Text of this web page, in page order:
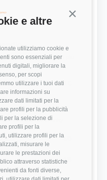
Continua
e altre
utilizziamo cookie e
sono essenziali per
digitali, migliorare la
per scopi
utilizzare i tuoi dati
informazioni su
dati limitati per la
profili per la pubblicità
per la selezione di
profili per la
utilizzare profili per la
misurare le
le prestazioni dei
attraverso statistiche
da fonti diverse,
medie per le posizioni più
31.000 €
della community
4/5
4/5